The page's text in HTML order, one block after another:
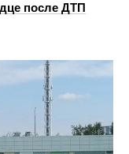
после ДТП